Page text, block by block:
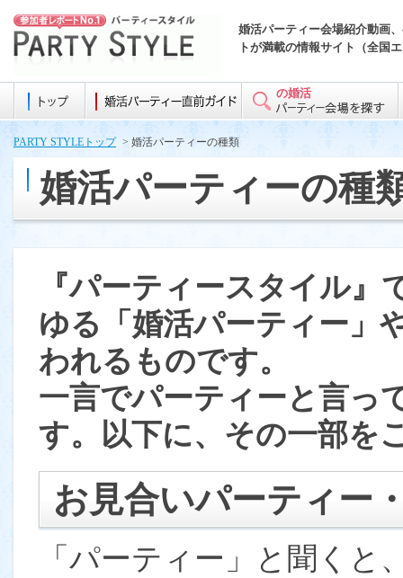
婚活パーティー会場紹介動画
トが満載の情報サイト（全国
の婚活
PARTY STYLEトップ > 婚活パーティーの種類
婚活パーティーの種
『パーティースタイル
ゆる「婚活パーティー」
われるものです。
一言でパーティーと言っ
す。以下に、その一部を
お見合いパーティー
「パーティー」と聞く